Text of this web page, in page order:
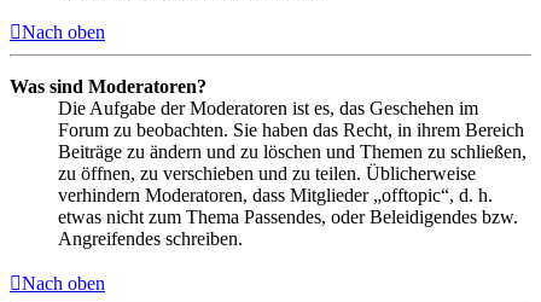
Nach oben
Was sind Moderatoren?
Die Aufgabe der Moderatoren ist es, das Geschehen im
Forum zu beobachten. Sie haben das Recht, in ihrem Bereich
Beiträge zu ändern und zu löschen und Themen zu schließen,
zu öffnen, zu verschieben und zu teilen. Üblicherweise
verhindern Moderatoren, dass Mitglieder „offtopic“, d. h.
etwas nicht zum Thema Passendes, oder Beleidigendes bzw.
Angreifendes schreiben.
Nach oben